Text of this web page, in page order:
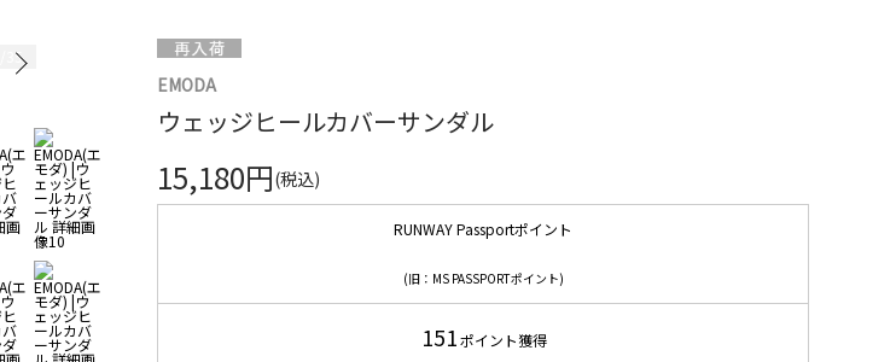
35
EMODA
ウェッジヒールカバーサンダル
15,180円(税込)
RUNWAY Passportポイント
(旧：MS PASSPORTポイント)
151ポイント獲得